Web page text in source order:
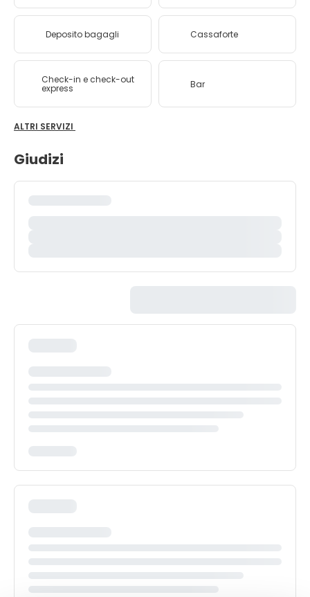
Deposito bagagli Cassaforte
Check-in e check-out
express Bar
ALTRI SERVIZI
Giudizi